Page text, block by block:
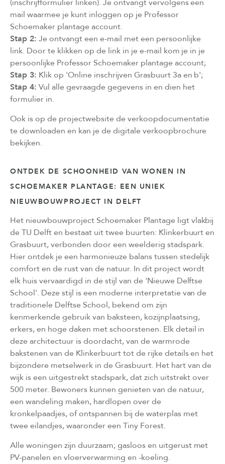
(inschrijfformulier linken). Je ontvangt vervolgens een
mail waarmee je kunt inloggen op je Professor
Schoemaker plantage account.
Stap 2: Je ontvangt een e-mail met een persoonlijke
link. Door te klikken op de link in je e-mail kom je in je
persoonlijke Professor Schoemaker plantage account;
Stap 3: Klik op 'Online inschrijven Grasbuurt 3a en b';
Stap 4: Vul alle gevraagde gegevens in en dien het
formulier in.
Ook is op de projectwebsite de verkoopdocumentatie
te downloaden en kan je de digitale verkoopbrochure
bekijken.
ONTDEK DE SCHOONHEID VAN WONEN IN
SCHOEMAKER PLANTAGE: EEN UNIEK
NIEUWBOUWPROJECT IN DELFT
Het nieuwbouwproject Schoemaker Plantage ligt vlakbij
de TU Delft en bestaat uit twee buurten: Klinkerbuurt en
Grasbuurt, verbonden door een weelderig stadspark.
Hier ontdek je een harmonieuze balans tussen stedelijk
comfort en de rust van de natuur. In dit project wordt
elk huis vervaardigd in de stijl van de 'Nieuwe Delftse
School'. Deze stijl is een moderne interpretatie van de
traditionele Delftse School, bekend om zijn
kenmerkende gebruik van baksteen, kozijnplaatsing,
erkers, en hoge daken met schoorstenen. Elk detail in
deze architectuur is doordacht, van de warmrode
bakstenen van de Klinkerbuurt tot de rijke details en het
bijzondere metselwerk in de Grasbuurt. Het hart van de
wijk is een uitgestrekt stadspark, dat zich uitstrekt over
500 meter. Bewoners kunnen genieten van de natuur,
een wandeling maken, hardlopen over de
kronkelpaadjes, of ontspannen bij de waterplas met
twee eilandjes, waaronder een Tiny Forest.
Alle woningen zijn duurzaam; gasloos en uitgerust met
PV-panelen en vloerverwarming en -koeling.